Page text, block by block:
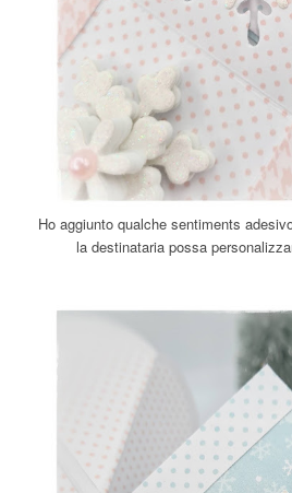
Ho aggiunto qualche sentiments
la destinataria possa